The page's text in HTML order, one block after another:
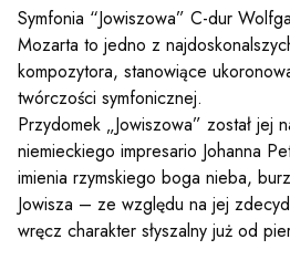
Symfonia “Jowiszowa” C-dur
Mozarta to jedno z
kompozytora, stanowiące
twórczości symfonicznej.
Przydomek „Jowiszowa” został jej
niemieckiego impresario Johanna
imienia rzymskiego boga nieba,
Jowisza – ze względu na jej
wręcz charakter słyszalny już od